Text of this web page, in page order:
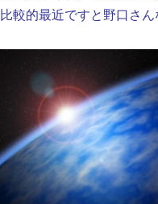
較的最近ですと野口さん